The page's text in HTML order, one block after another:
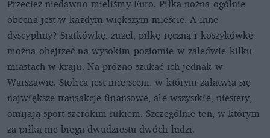
Przecież niedawno mieliśmy Euro. Piłka nożna ogólnie
obecna jest w każdym większym mieście. A inne
dyscypliny? Siatkówkę, żużel, piłkę ręczną i koszykówkę
można obejrzeć na wysokim poziomie w zaledwie kilku
miastach w kraju. Na próżno szukać ich jednak w
Warszawie. Stolica jest miejscem, w którym załatwia się
największe transakcje finansowe, ale wszystkie, niestety,
omijają sport szerokim łukiem. Szczególnie ten, w którym
za piłką nie biega dwudziestu dwóch ludzi.